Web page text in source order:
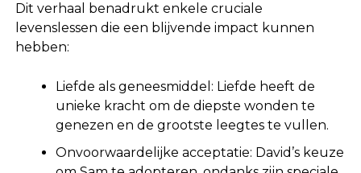
Dit verhaal benadrukt enkele cruciale
levenslessen die een blijvende impact kunnen
hebben:
Liefde als geneesmiddel: Liefde heeft de
unieke kracht om de diepste wonden te
genezen en de grootste leegtes te vullen.
Onvoorwaardelijke acceptatie: David’s keuze